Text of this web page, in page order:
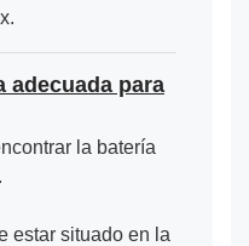
adecuada para
la batería
estar situado en la